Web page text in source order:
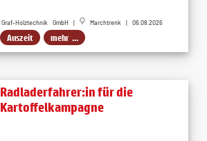
Graf-Holztechnik GmbH | Marchtrenk | 06.08.2026
Auszeit mehr ...
Radladerfahrer:in für die
Kartoffelkampagne